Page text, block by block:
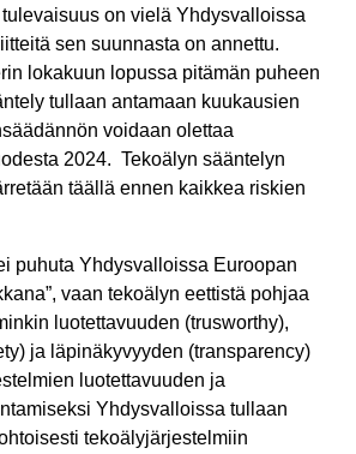
on vielä Yhdysvalloissa
sen suunnasta on annettu.
lokakuun lopussa pitämän puheen
tullaan antamaan kuukausien
voidaan olettaa
2024. Tekoälyn sääntelyn
täällä ennen kaikkea riskien
puhuta Yhdysvalloissa Euroopan
vaan tekoälyn eettistä pohjaa
luotettavuuden (trusworthy),
ja läpinäkyvyyden (transparency)
luotettavuuden ja
Yhdysvalloissa tullaan
tekoälyjärjestelmiin